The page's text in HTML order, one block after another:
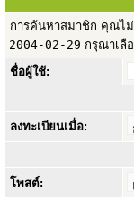
การค้นหาสมาชิก คุณไ
2004-02-29 กรุณาเลื
ชื่อผู้ใช้:
ลงทะเบียนเมื่อ:
โพสต์: